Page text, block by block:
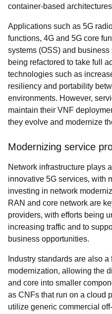
container-based
Applications such as 5G
functions, 4G and 5G core
systems (OSS) and
being refactored to take full
technologies such as
resiliency and portability
environments. However,
maintain their VNF
they evolve and modernize
Modernizing service
Network infrastructure plays
innovative 5G services, with
investing in network
RAN and core network are
providers, with efforts being
increasing traffic and to
business opportunities.
Industry standards are also
modernization, allowing the
and core into smaller
as CNFs that run on a cloud
utilize generic commercial